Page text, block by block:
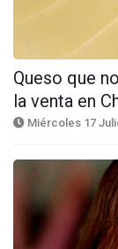
Queso que
la venta en
Miércoles 17